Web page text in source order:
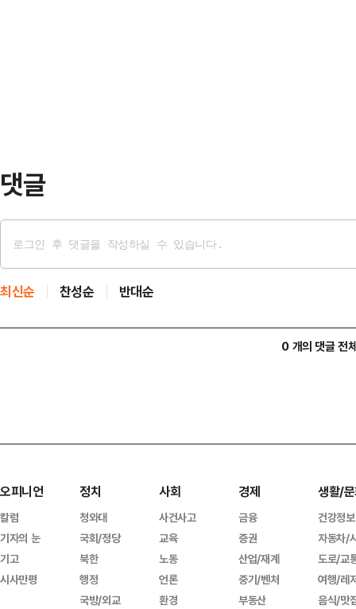
댓글
최신순 찬성순 반대순
0 개의 댓글 전
오피니언
칼럼
기자의 눈
기고
시사만평
정치
청와대
국회/정당
북한
행정
국방/외교
사회
사건사고
교육
노동
언론
환경
경제
금융
증권
산업/재계
중기/벤처
부동산
생활/
건강정보
자동차/
도로/교
여행/레
음식/맛